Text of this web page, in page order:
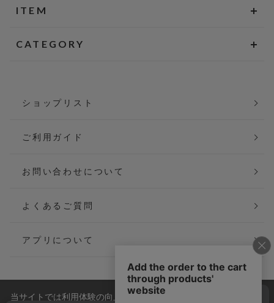
ITEM
CATEGORY
ショップリスト
ご利用ガイド
お問い合わせについて
よくあるご質問
アプリについて
当サイトでは利用体験の向上およびコンテンツの最適な提供、ト